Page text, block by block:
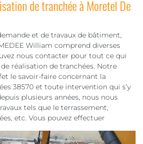
de tranchée à Moretel De
et de travaux de bâtiment,
William comprend diverses
nous contacter pour tout ce qui
réalisation de tranchées. Notre
le savoir-faire concernant la
38570 et toute intervention qui s’y
plusieurs années, nous nous
tels que le terrassement,
etc. Vous pouvez effectuer